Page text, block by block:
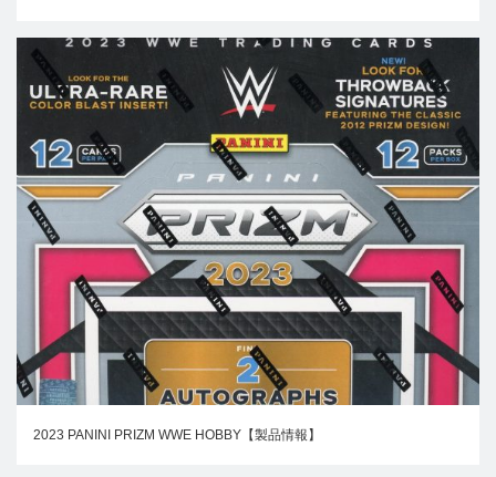
2023 PANINI PRIZM WWE HOBBY【製品情報】